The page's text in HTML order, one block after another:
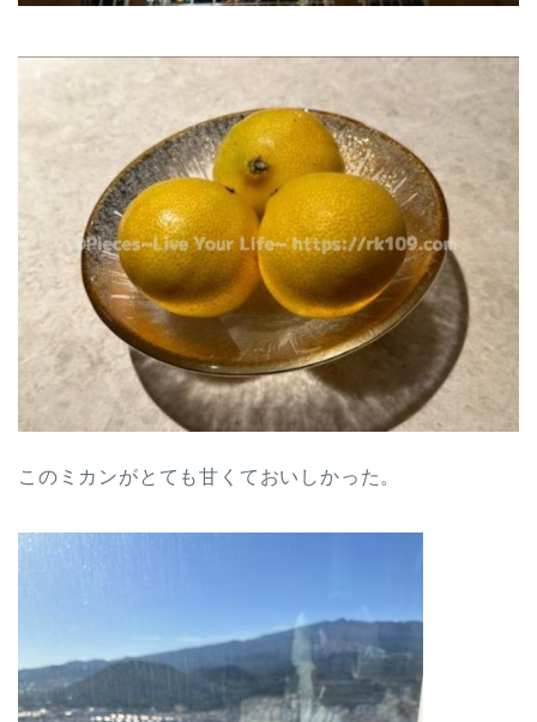
このミカンがとても甘くておいしかった。